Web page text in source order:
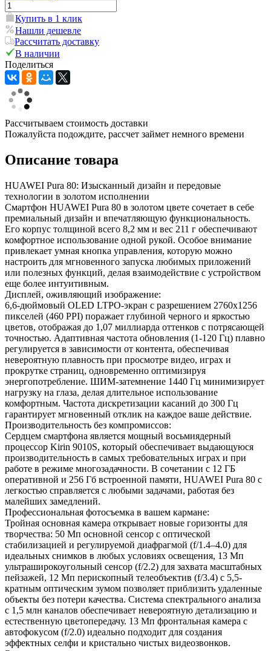
Купить в 1 клик
Нашли дешевле
Рассчитать доставку
В наличии
Поделиться
Рассчитываем стоимость доставки
Пожалуйста подождите, рассчет займет немного времени
Описание товара
HUAWEI Pura 80: Изысканный дизайн и передовые
технологии в золотом исполнении
Смартфон HUAWEI Pura 80 в золотом цвете сочетает в себе
премиальный дизайн и впечатляющую функциональность.
Его корпус толщиной всего 8,2 мм и вес 211 г обеспечивают
комфортное использование одной рукой. Особое внимание
привлекает умная кнопка управления, которую можно
настроить для мгновенного запуска любимых приложений
или полезных функций, делая взаимодействие с устройством
еще более интуитивным.
Дисплей, оживляющий изображение:
6,6-дюймовый OLED LTPO-экран с разрешением 2760x1256
пикселей (460 PPI) поражает глубиной черного и яркостью
цветов, отображая до 1,07 миллиарда оттенков с потрясающей
точностью. Адаптивная частота обновления (1-120 Гц) плавно
регулируется в зависимости от контента, обеспечивая
невероятную плавность при просмотре видео, играх и
прокрутке страниц, одновременно оптимизируя
энергопотребление. ШИМ-затемнение 1440 Гц минимизирует
нагрузку на глаза, делая длительное использование
комфортным. Частота дискретизации касаний до 300 Гц
гарантирует мгновенный отклик на каждое ваше действие.
Производительность без компромиссов:
Сердцем смартфона является мощный восьмиядерный
процессор Kirin 9010S, который обеспечивает выдающуюся
производительность в самых требовательных играх и при
работе в режиме многозадачности. В сочетании с 12 ГБ
оперативной и 256 Гб встроенной памяти, HUAWEI Pura 80 с
легкостью справляется с любыми задачами, работая без
малейших замедлений.
Профессиональная фотосъемка в вашем кармане:
Тройная основная камера открывает новые горизонты для
творчества: 50 Мп основной сенсор с оптической
стабилизацией и регулируемой диафрагмой (f/1.4–4.0) для
идеальных снимков в любых условиях освещения, 13 Мп
ультраширокоугольный сенсор (f/2.2) для захвата масштабных
пейзажей, 12 Мп перископный телеобъектив (f/3.4) с 5,5-
кратным оптическим зумом позволяет приблизить удаленные
объекты без потери качества. Система спектрального анализа
с 1,5 млн каналов обеспечивает невероятную детализацию и
естественную цветопередачу. 13 Мп фронтальная камера с
автофокусом (f/2.0) идеально подходит для создания
эффектных селфи и кристально чистых видеозвонков.